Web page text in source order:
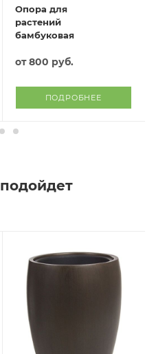
Опора для
растений
бамбуковая
от800 руб.
ПОДРОБНЕЕ